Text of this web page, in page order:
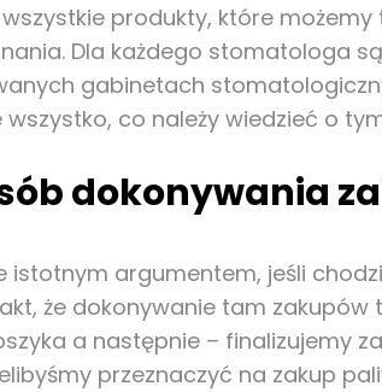
produkty, które
Dla każdego stomatologa
gabinetach
wszystko, co należy wiedzieć o
dokonywania
istotnym argumentem, jeśli
że dokonywanie tam
a następnie – finalizujemy
przeznaczyć na zakup